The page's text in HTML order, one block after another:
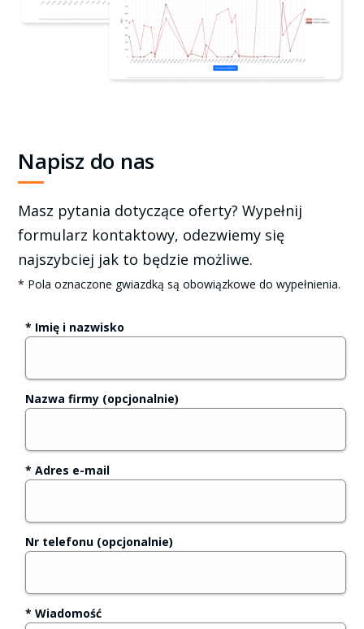
Napisz do nas
Masz pytania dotyczące oferty? Wypełnij
formularz kontaktowy, odezwiemy się
najszybciej jak to będzie możliwe.
* Pola oznaczone gwiazdką są obowiązkowe do wypełnienia.
* Imię i nazwisko
Nazwa firmy (opcjonalnie)
* Adres e-mail
Nr telefonu (opcjonalnie)
* Wiadomość